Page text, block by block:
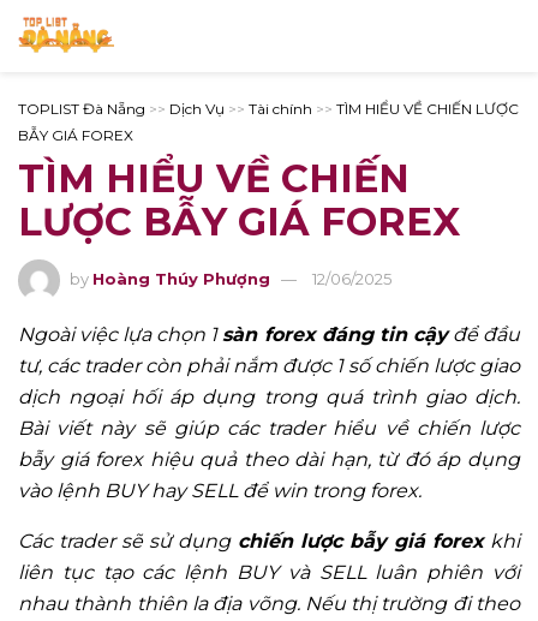
TOPLIST Đà Nẵng >> Dịch Vụ >> Tài chính >> TÌM HIỂU VỀ CHIẾN LƯỢC
BẪY GIÁ FOREX
TÌM HIỂU VỀ CHIẾN
LƯỢC BẪY GIÁ FOREX
by Hoàng Thúy Phượng 12/06/2025
Ngoài việc lựa chọn 1 sàn forex đáng tin cậyđể đầu
tư, các trader còn phải nắm được 1 số chiến lược giao
dịch ngoại hối áp dụng trong quá trình giao dịch.
Bài viết này sẽ giúp các trader hiểu về chiến lược
bẫy giá forex hiệu quả theo dài hạn, từ đó áp dụng
vào lệnh BUY hay SELL để win trong forex.
Các trader sẽ sử dụng chiến lược bẫy giá forexkhi
liên tục tạo các lệnh BUY và SELL luân phiên với
nhau thành thiên la địa võng. Nếu thị trường đi theo